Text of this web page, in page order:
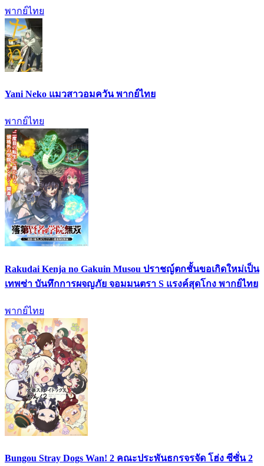
พากย์ไทย
Yani Neko แมวสาวอมควัน พากย์ไทย
พากย์ไทย
Rakudai Kenja no Gakuin Musou ปราชญ์ตกชั้นขอเกิดใหม่เป็น
เทพซ่า บันทึกการผจญภัย จอมมนตรา S แรงค์สุดโกง พากย์ไทย
พากย์ไทย
Bungou Stray Dogs Wan! 2 คณะประพันธกรจรจัด โฮ่ง ซีซั่น 2